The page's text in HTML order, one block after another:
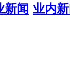
新闻 业内